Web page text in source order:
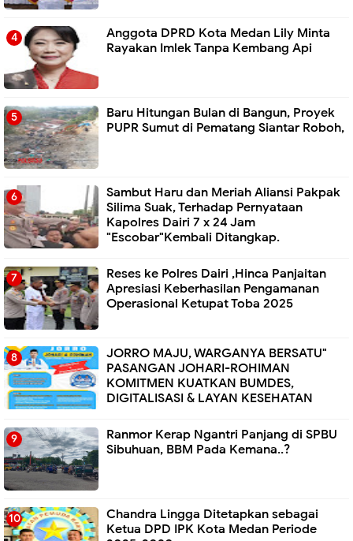
Anggota DPRD Kota Medan Lily Minta
Rayakan Imlek Tanpa Kembang Api
Baru Hitungan Bulan di Bangun, Proyek
PUPR Sumut di Pematang Siantar Roboh,
Sambut Haru dan Meriah Aliansi Pakpak
Silima Suak, Terhadap Pernyataan
Kapolres Dairi 7 x 24 Jam
"Escobar"Kembali Ditangkap.
Reses ke Polres Dairi ,Hinca Panjaitan
Apresiasi Keberhasilan Pengamanan
Operasional Ketupat Toba 2025
JORRO MAJU, WARGANYA BERSATU"
PASANGAN JOHARI-ROHIMAN
KOMITMEN KUATKAN BUMDES,
DIGITALISASI & LAYAN KESEHATAN
Ranmor Kerap Ngantri Panjang di SPBU
Sibuhuan, BBM Pada Kemana..?
Chandra Lingga Ditetapkan sebagai
Ketua DPD IPK Kota Medan Periode